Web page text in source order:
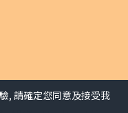
, 請確定您同意及接受我